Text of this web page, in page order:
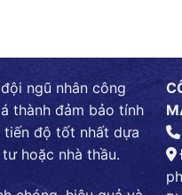
ngũ nhân công
thành đảm bảo tính
tiến độ tốt nhất dựa
hoặc nhà thầu.